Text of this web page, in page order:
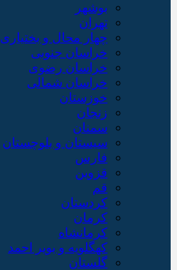
بوشهر
تهران
چهار محال و بختیاری
خراسان جنوبی
خراسان رضوی
خراسان شمالی
خوزستان
زنجان
سمنان
سیستان و بلوچستان
فارس
قزوین
قم
کردستان
کرمان
کرمانشاه
کهگلویه و بویر احمد
گلستان